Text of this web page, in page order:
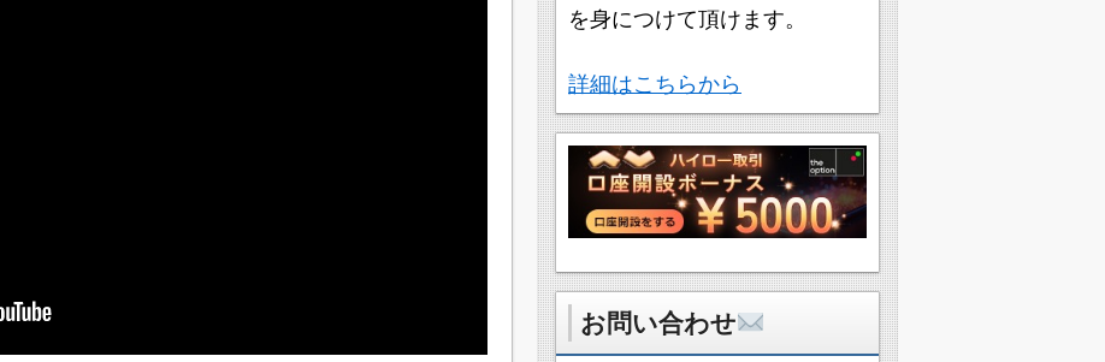
を身につけて頂けます。
詳細はこちらから
お問い合わせ